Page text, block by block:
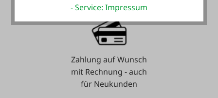
Zahlung auf Wunsch
mit Rechnung - auch
für Neukunden
- Service: Impressum